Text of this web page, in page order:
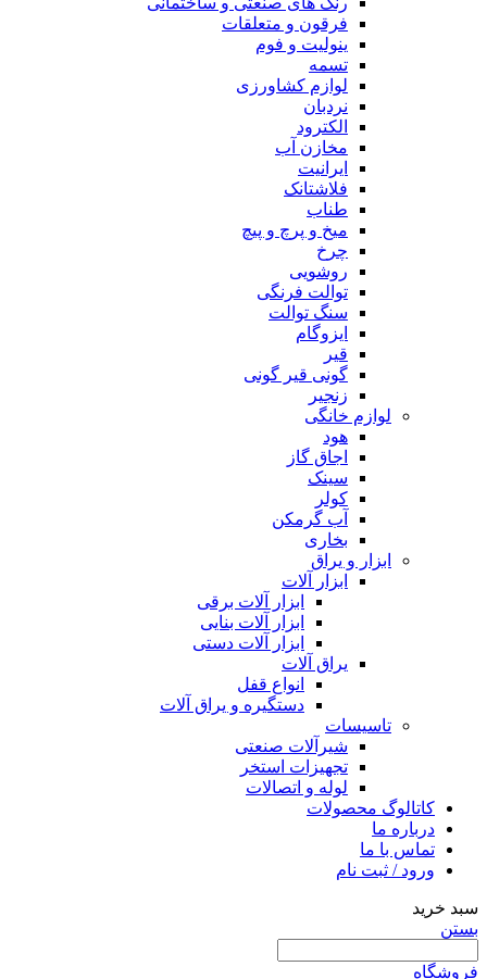
فرقون و متعلقات
ینولیت و فوم
تسمه
لوازم کشاورزی
نردبان
الکترود
مخازن آب
ایرانیت
فلاشتانک
طناب
میخ و پرچ و پیچ
چرخ
روشویی
توالت فرنگی
سنگ توالت
ایزوگام
قیر
گونی قیر گونی
زنجیر
لوازم خانگی
هود
اجاق گاز
سینک
کولر
آب گرمکن
بخاری
ابزار و یراق
ابزار آلات
ابزار آلات برقی
ابزار آلات بنایی
ابزار آلات دستی
یراق آلات
انواع قفل
دستگیره و یراق آلات
تاسیسات
شیرآلات صنعتی
تجهیزات استخر
لوله و اتصالات
کاتالوگ محصولات
درباره ما
تماس با ما
ورود / ثبت نام
سبد خرید
بستن
فروشگاه